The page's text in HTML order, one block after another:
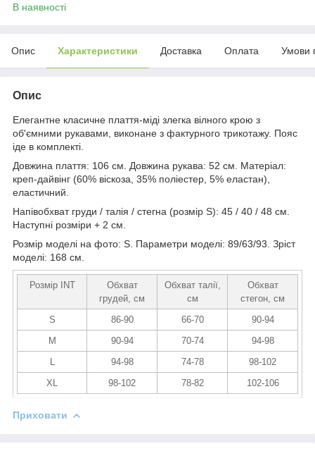
В наявності
Опис Характеристики Доставка Оплата Умови
Опис
Елегантне класичне плаття-міді злегка вілного крою з
об'ємними рукавами, виконане з фактурного трикотажу. Пояс
іде в комплекті.
Довжина плаття: 106 см. Довжина рукава: 52 см. Матеріал:
креп-дайвінг (60% віскоза, 35% поліестер, 5% еластан),
еластичний.
Напівобхват груди / талія / стегна (розмір S): 45 / 40 / 48 см.
Наступні розміри + 2 см.
Розмір моделі на фото: S. Параметри моделі: 89/63/93. Зріст
моделі: 168 см.
Розмір INT
Обхват
грудей, см
Обхват талії,
см
Обхват
стегон, см
S
86-90 66-70
90-94
M
90-94 70-74
94-98
94-98 74-78
98-102
XL
98-102 78-82 102-106
Приховати